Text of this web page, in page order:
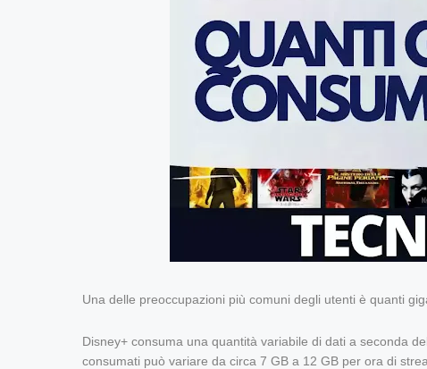
Una delle preoccupazioni più comuni degli utenti è quanti
Disney+ consuma una quantità variabile di dati a seconda
consumati può variare da circa 7 GB a 12 GB per ora di